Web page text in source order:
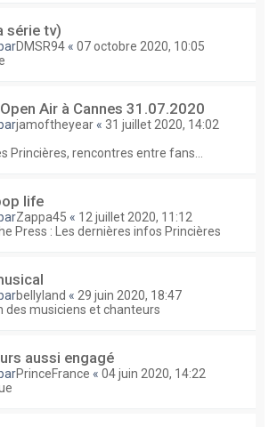
série tv)
DMSR94 « 07 octobre 2020, 10:05
Air à Cannes 31.07.2020
jamoftheyear « 31 juillet 2020, 14:02
Princières, rencontres entre fans...
life
Zappa45 « 12 juillet 2020, 11:12
Press : Les dernières infos Princières
bellyland « 29 juin 2020, 18:47
des musiciens et chanteurs
aussi engagé
PrinceFrance « 04 juin 2020, 14:22